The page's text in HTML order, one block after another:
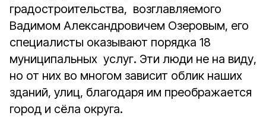
градостроительства, возглавляемого
Вадимом Александровичем Озеровым, его
специалисты оказывают порядка 18
муниципальных услуг. Эти люди не на виду,
но от них во многом зависит облик наших
зданий, улиц, благодаря им преображается
город и сёла округа.